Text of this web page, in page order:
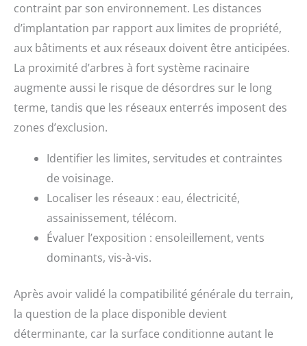
contraint par son environnement. Les distances
d’implantation par rapport aux limites de propriété,
aux bâtiments et aux réseaux doivent être anticipées.
La proximité d’arbres à fort système racinaire
augmente aussi le risque de désordres sur le long
terme, tandis que les réseaux enterrés imposent des
zones d’exclusion.
Identifier les limites, servitudes et contraintes
de voisinage.
Localiser les réseaux : eau, électricité,
assainissement, télécom.
Évaluer l’exposition : ensoleillement, vents
dominants, vis-à-vis.
Après avoir validé la compatibilité générale du terrain,
la question de la place disponible devient
déterminante, car la surface conditionne autant le